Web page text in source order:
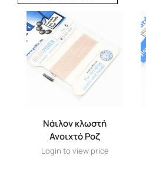
Νάιλον κλωστή
Ανοιχτό Ροζ
Login to view price